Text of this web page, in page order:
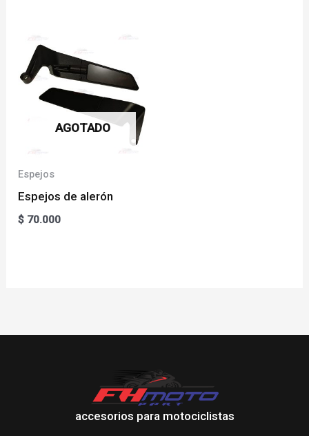
AGOTADO
Espejos
Espejos de alerón
$ 70.000
accesorios para motociclistas